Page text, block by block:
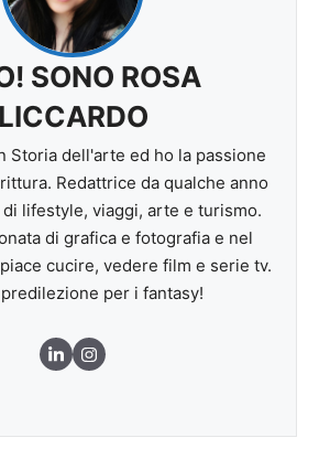
SONO ROSA
LICCARDO
Storia dell'arte ed ho la passione
Redattrice da qualche anno
lifestyle, viaggi, arte e turismo.
di grafica e fotografia e nel
cucire, vedere film e serie tv.
per i fantasy!